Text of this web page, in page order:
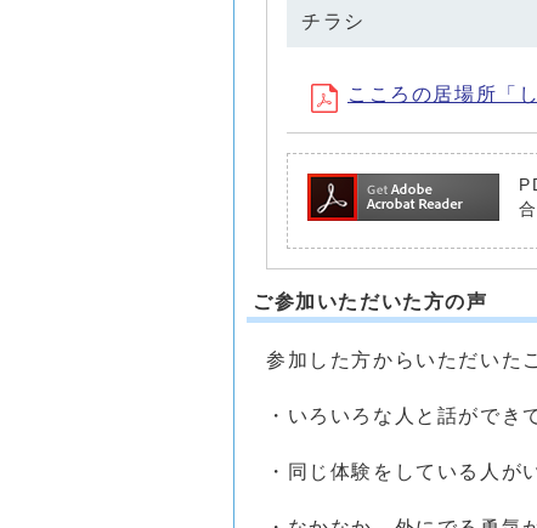
チラシ
こころの居場所「
ご参加いただいた方の声
参加した方からいただいた
・いろいろな人と話ができ
・同じ体験をしている人が